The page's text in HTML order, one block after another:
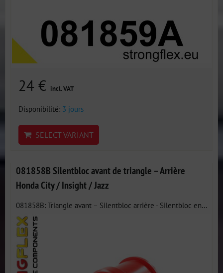
24 € incl. VAT
Disponibilité: 3 jours
SELECT VARIANT
081858B Silentbloc avant de triangle – Arrière
Honda City / Insight / Jazz
081858B: Triangle avant – Silentbloc arrière - Silentbloc en...